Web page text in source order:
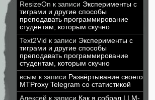
ResizeOn к записи Эксперименты с
тиграми и другие способы
преподавать программирование
студентам, которым скучно
Text2Vid к записи Эксперименты с
тиграми и другие способы
преподавать программирование
студентам, которым скучно
всым к записи Развёртывание своего
MTProxy Telegram со статистикой
Алексей к записи Как я собрал LLM-